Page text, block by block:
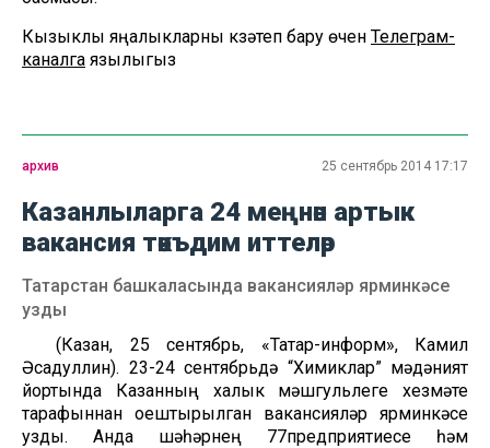
Кызыклы яңалыкларны күзәтеп бару өчен Телеграм-
каналга язылыгыз
архив 25 сентябрь 2014 17:17
Казанлыларга 24 меңнән артык
вакансия тәкъдим иттеләр
Татарстан башкаласында вакансияләр ярминкәсе
узды
(Казан, 25 сентябрь, «Татар-информ», Камил
Әсадуллин). 23-24 сентябрьдә “Химиклар” мәдәният
йортында Казанның халык мәшгульлеге хезмәте
тарафыннан оештырылган вакансияләр ярминкәсе
узды. Анда шәһәрнең 77предприятиесе һәм